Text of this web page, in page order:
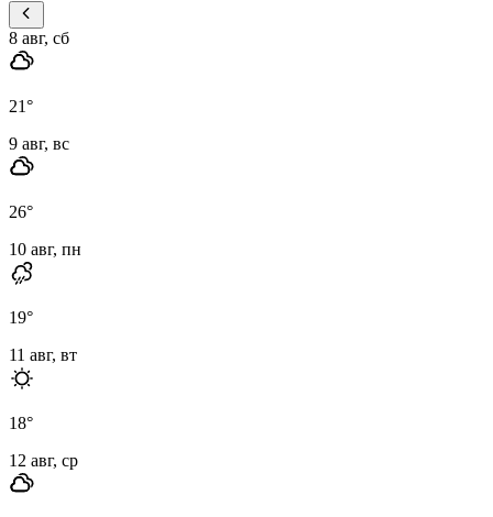
8 авг, сб
21°
9 авг, вс
26°
10 авг, пн
19°
11 авг, вт
18°
12 авг, ср